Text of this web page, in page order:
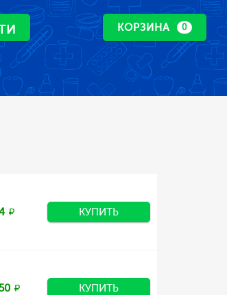
КОРЗИНА 0
КУПИТЬ
КУПИТЬ